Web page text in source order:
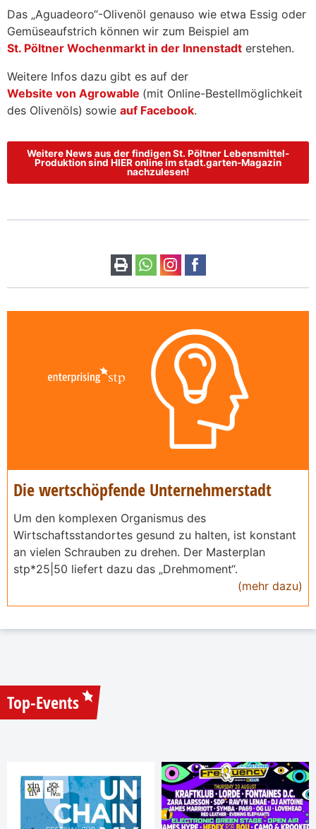
Das „Aguadeoro“-Olivenöl genauso wie etwa Essig oder
Gemüseaufstrich können wir zum Beispiel am
St. Pöltner Wochenmarkt in der Innenstadt erstehen.
Weitere Infos dazu gibt es auf der
Website von Agrowable (mit Online-Bestellmöglichkeit
des Olivenöls) sowie auf Facebook.
Weitere News aus der findigen St. Pöltner Lebensmittel-
Produktion sind HIER online im stadt.garten-Magazin
nachzulesen!
Die wertschöpfende Unternehmerstadt
Um den komplexen Organismus des
Wirtschaftsstandortes gesund zu halten, ist konstant
an vielen Schrauben zu drehen. Der Masterplan
stp*25|50 liefert dazu das „Drehmoment“.
(mehr dazu)
Top-Events